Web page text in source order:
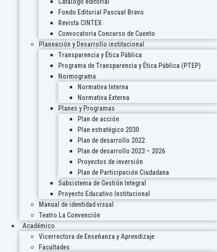
Catálogo editorial
Fondo Editorial Pascual Bravo
Revista CINTEX
Convocatoria Concurso de Cuento
Planeación y Desarrollo institucional
Transparencia y Ética Pública
Programa de Transparencia y Ética Pública (PTEP)
Normograma
Normativa Interna
Normativa Externa
Planes y Programas
Plan de acción
Plan estratégico 2030
Plan de desarrollo 2022
Plan de desarrollo 2023 – 2026
Proyectos de inversión
Plan de Participación Ciudadana
Subsistema de Gestión Integral
Proyecto Educativo Institucional
Manual de identidad visual
Teatro La Convención
Académico
Vicerrectora de Enseñanza y Aprendizaje
Facultades